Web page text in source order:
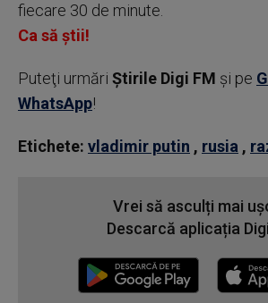
fiecare 30 de minute.
Ca să știi!
Puteţi urmări Știrile Digi FM şi pe
WhatsApp!
Etichete: vladimir putin , rusia ,
Vrei să asculți mai
Descarcă aplicația